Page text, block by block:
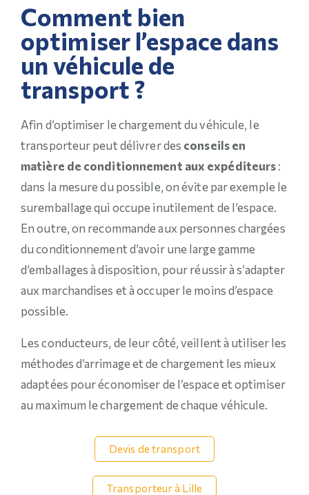
Comment bien
optimiser l’espace dans
un véhicule de
transport ?
Afin d’optimiser le chargement du véhicule, le
transporteur peut délivrer des conseils en
matière de conditionnement aux expéditeurs:
dans la mesure du possible, on évite par exemple le
suremballage qui occupe inutilement de l’espace.
En outre, on recommande aux personnes chargées
du conditionnement d’avoir une large gamme
d’emballages à disposition, pour réussir à s’adapter
aux marchandises et à occuper le moins d’espace
possible.
Les conducteurs, de leur côté, veillent à utiliser les
méthodes d’arrimage et de chargement les mieux
adaptées pour économiser de l’espace et optimiser
au maximum le chargement de chaque véhicule.
Devis de transport
Transporteur à Lille